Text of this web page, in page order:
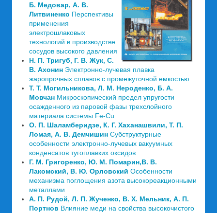
Б. Медовар, А. В.
Литвиненко Перспективы
применения
электрошлаковых
технологий в производстве
сосудов высокого давления
Н. П. Тригуб, Г. В. Жук, С.
В. Ахонин Электронно-лучевая плавка
жаропрочных сплавов с промежуточной емкостью
Т. Т. Могильникова, Л. М. Нероденко, Б. А.
Мовчан Микроскопический предел упругости
осажденного из паровой фазы трехслойного
материала системы Fe-Cu
О. П. Шаламберидзе, К. Г. Хаханашвили, Т. П.
Ломая, А. В. Демчишин Субструктурные
особенности электронно-лучевых вакуумных
конденсатов тугоплавких оксидов
Г. М. Григоренко, Ю. М. Помарин,В. В.
Лакомский, В. Ю. Орловский Особенности
механизма поглощения азота высокореакционными
металлами
А. П. Рудой, Л. П. Жученко, В. Х. Мельник, А. П.
Портнов Влияние меди на свойства высокочистого